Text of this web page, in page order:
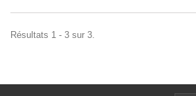
Résultats 1 - 3 sur 3.